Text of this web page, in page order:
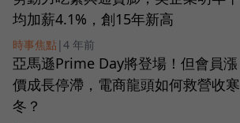
均加薪4.1%，創15年新高
時事焦點| 4 年前
亞馬遜Prime Day將登場！但會員漲
價成長停滯，電商龍頭如何救營收寒
冬？